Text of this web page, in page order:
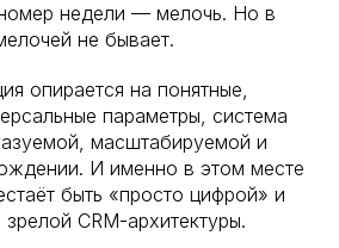
недели — мелочь. Но в
не бывает.
опирается на понятные,
параметры, система
масштабируемой и
И именно в этом месте
быть «просто цифрой» и
CRM-архитектуры.